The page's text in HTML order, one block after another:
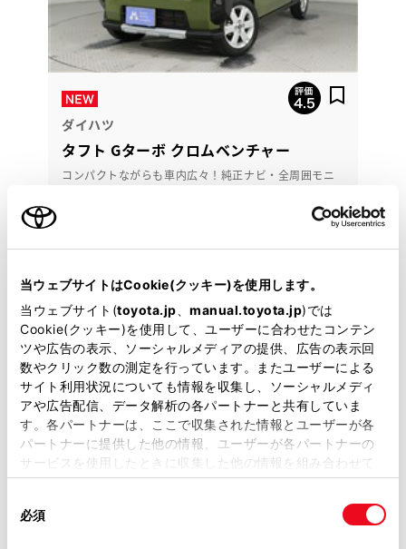
当ウェブサイトはCookie(クッキー)を使用します。
当ウェブサイト(toyota.jp manual.toyota.jp)では
Cookie(クッキー)を使用して、ユーザーに合わせたコンテン
ツや広告の表示、ソーシャルメディアの提供、広告の表示回
数やクリック数の測定を行っています。またユーザーによる
サイト利用状況についても情報を収集し、ソーシャルメディ
アや広告配信、データ解析の各パートナーと共有していま
す。各パートナーは、ここで収集された情報とユーザーが各
パートナーに提供した他の情報、ユーザーが各パートナーの
サービスを使用したときに収集した他の情報を組み合わせて
使用することがあります。当ウェブサイトの使用を続行する
必須
ダイハツ
タフト Gターボ クロムベンチャー
コンパクトながらも車内広々！純正ナビ・全周囲モニ
支払総額 151.2 万円
※ 価格は展示店にて8月登録の場合 ※ 消費税10％込み
月々プラン ボーナス払い有
月々5,400円
年式 2021年(R3年) 走行 43,000km
修復 なし 車検 2028年 5月
整備 定期点検整備付 保証 ロングラン保証付
トヨタモビリティ神奈川 中古車タウン戸塚